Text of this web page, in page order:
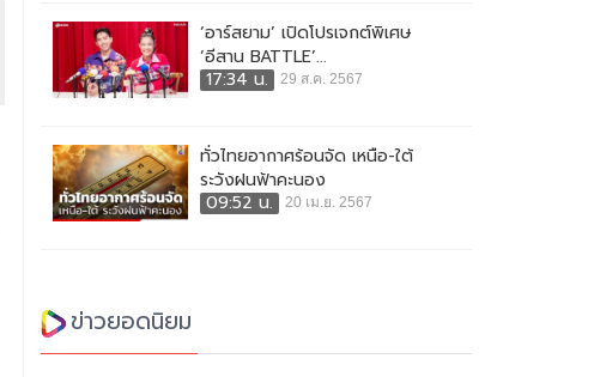
‘อาร์สยาม’ เปิดโปรเจกต์พิเศษ
‘อีสาน BATTLE’...
17:34 น.
29 ส.ค. 2567
ทั่วไทยอากาศร้อนจัด เหนือ-ใต้
ระวังฝนฟ้าคะนอง
09:52 น.
20 เม.ย. 2567
ข่าวยอดนิยม